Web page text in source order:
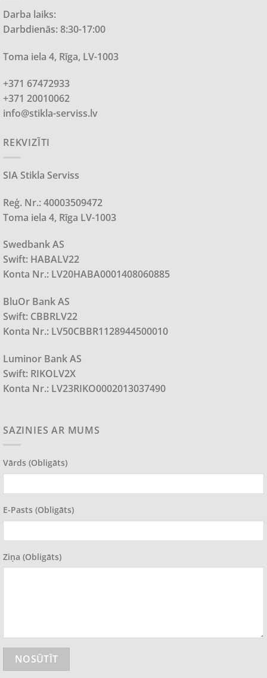
Darba laiks:
Darbdienās: 8:30-17:00
Toma iela 4, Rīga, LV-1003
+371 67472933
+371 20010062
info@stikla-serviss.lv
REKVIZĪTI
SIA Stikla Serviss
Reģ. Nr.: 40003509472
Toma iela 4, Rīga LV-1003
Swedbank AS
Swift: HABALV22
Konta Nr.: LV20HABA0001408060885
BluOr Bank AS
Swift: CBBRLV22
Konta Nr.: LV50CBBR1128944500010
Luminor Bank AS
Swift: RIKOLV2X
Konta Nr.: LV23RIKO0002013037490
SAZINIES AR MUMS
Vārds (obligāts)
E-Pasts (obligāts)
Ziņa (obligāts)